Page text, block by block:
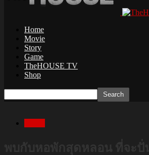
Home
Movie
Story
Game
TheHOUSE TV
Shop